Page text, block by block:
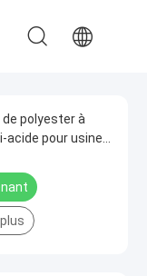
polyester à
acide pour usine